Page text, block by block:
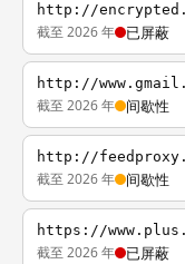
http://
截至 2026 年 已屏蔽
http://
截至 2026 年 间歇性
http://
截至 2026 年 间歇性
https://
截至 2026 年 已屏蔽